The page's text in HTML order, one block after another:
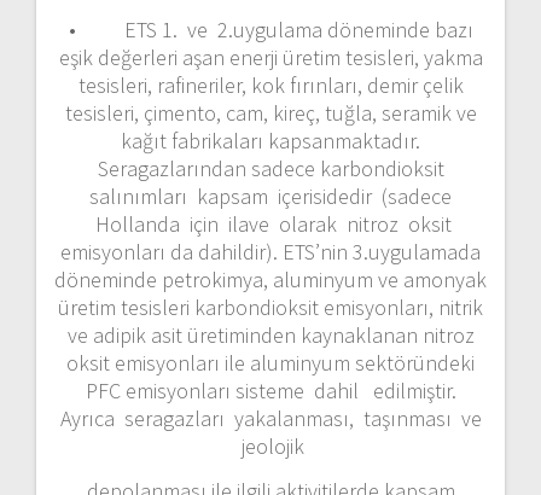
• ETS 1. ve 2.uygulama döneminde bazı
eşik değerleri aşan enerji üretim tesisleri, yakma
tesisleri, rafineriler, kok fırınları, demir çelik
tesisleri, çimento, cam, kireç, tuğla, seramik ve
kağıt fabrikaları kapsanmaktadır.
Seragazlarından sadece karbondioksit
salınımları kapsam içerisidedir (sadece
Hollanda için ilave olarak nitroz oksit
emisyonları da dahildir). ETS’nin 3.uygulamada
döneminde petrokimya, aluminyum ve amonyak
üretim tesisleri karbondioksit emisyonları, nitrik
ve adipik asit üretiminden kaynaklanan nitroz
oksit emisyonları ile aluminyum sektöründeki
PFC emisyonları sisteme dahil edilmiştir.
Ayrıca seragazları yakalanması, taşınması ve
jeolojik